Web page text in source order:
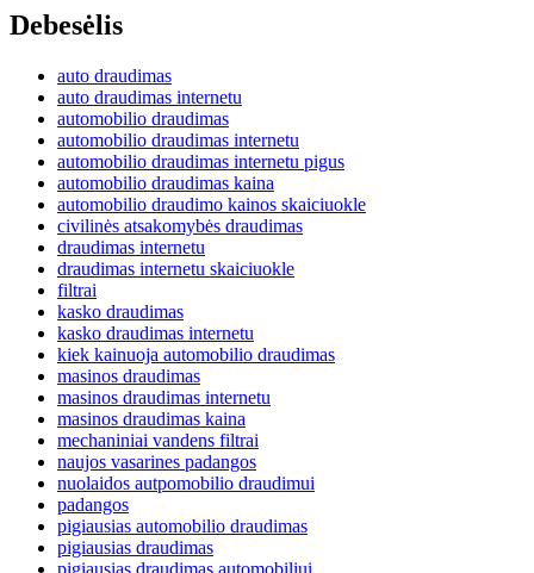
Debesėlis
auto draudimas
auto draudimas internetu
automobilio draudimas
automobilio draudimas internetu
automobilio draudimas internetu pigus
automobilio draudimas kaina
automobilio draudimo kainos skaiciuokle
civilinės atsakomybės draudimas
draudimas internetu
draudimas internetu skaiciuokle
filtrai
kasko draudimas
kasko draudimas internetu
kiek kainuoja automobilio draudimas
masinos draudimas
masinos draudimas internetu
masinos draudimas kaina
mechaniniai vandens filtrai
naujos vasarines padangos
nuolaidos autpomobilio draudimui
padangos
pigiausias automobilio draudimas
pigiausias draudimas